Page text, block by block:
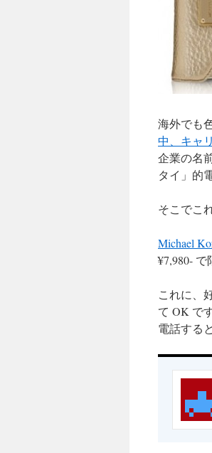
海外でも
中、キャ
企業の名
タイ」的
そこでこ
Michael
¥7,980-
これに、
て OK です
電話する